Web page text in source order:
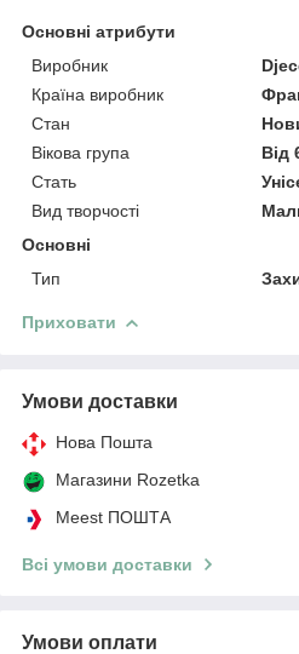
Основні атрибути
Виробник
Країна виробник
Стан
Вікова група
Від
Стать
Вид творчості
Основні
Тип
Приховати
Умови доставки
Нова Пошта
Магазини Rozetka
Meest ПОШТА
Всі умови доставки
Умови оплати